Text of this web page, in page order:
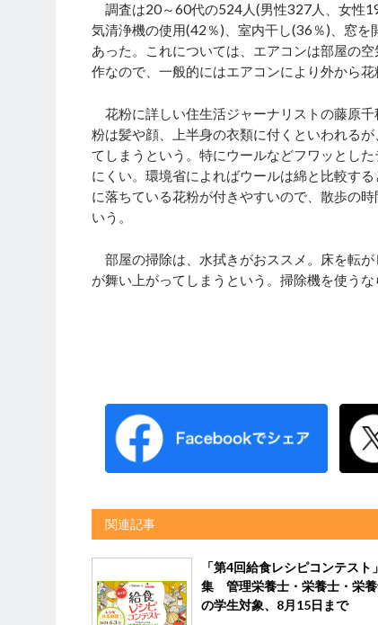
調査は20～60代の524人(男性327人、女性
気清浄機の使用(42％)、室内干し(36％)、窓
あった。これについては、エアコンは部屋の
作なので、一般的にはエアコンにより外から
花粉に詳しい住生活ジャーナリストの藤原
粉は髪や顔、上半身の衣類に付くといわれる
てしまうという。特にウールなどフワッとし
にくい。環境省によればウールは綿と比較す
に落ちている花粉が付きやすいので、散歩の
いう。
部屋の掃除は、水拭きがおススメ。床を転
が舞い上がってしまうという。掃除機を使う
関連記事
「第4回給食レシピコンテスト
集 管理栄養士・栄養士・栄
の学生対象、8月15日まで